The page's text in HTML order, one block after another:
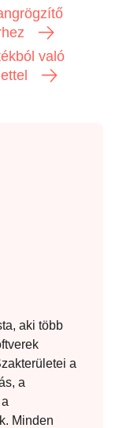
való
aki több
a
a
Minden